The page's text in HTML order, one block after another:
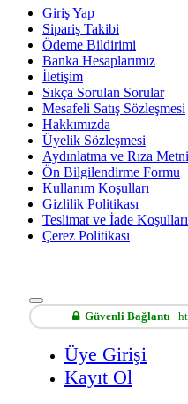
Giriş Yap
Sipariş Takibi
Ödeme Bildirimi
Banka Hesaplarımız
İletişim
Sıkça Sorulan Sorular
Mesafeli Satış Sözleşmesi
Hakkımızda
Üyelik Sözleşmesi
Aydınlatma ve Rıza Metni
Ön Bilgilendirme Formu
Kullanım Koşulları
Gizlilik Politikası
Teslimat ve İade Koşulları
Çerez Politikası
Güvenli Bağlantı
Üye Girişi
Kayıt Ol